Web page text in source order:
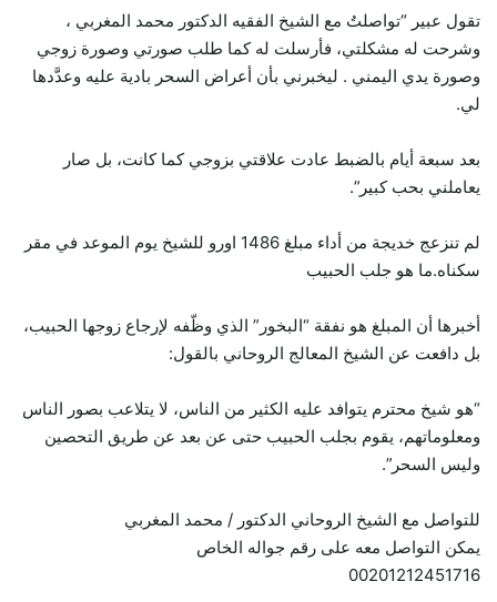
تقول عبير “تواصلتُ مع الشيخ الفقيه الدكتور محمد المغربي ،
وشرحت له مشكلتي، فأرسلت له كما طلب صورتي وصورة زوجي
وصورة يدي اليمني . ليخبرني بأن أعراض السحر بادية عليه وعدَّدها
لي.
بعد سبعة أيام بالضبط عادت علاقتي بزوجي كما كانت، بل صار
يعاملني بحب كبير”.
لم تنزعج خديجة من أداء مبلغ 1486 اورو للشيخ يوم الموعد في مقر
سكناه.ما هو جلب الحبيب
أخبرها أن المبلغ هو نفقة “البخور” الذي وظّفه لإرجاع زوجها الحبيب،
بل دافعت عن الشيخ المعالج الروحاني بالقول:
“هو شيخ محترم يتوافد عليه الكثير من الناس، لا يتلاعب بصور الناس
ومعلوماتهم، يقوم بجلب الحبيب حتى عن بعد عن طريق التحصين
وليس السحر”.
للتواصل مع الشيخ الروحاني الدكتور / محمد المغربي
يمكن التواصل معه على رقم جواله الخاص
00201212451716